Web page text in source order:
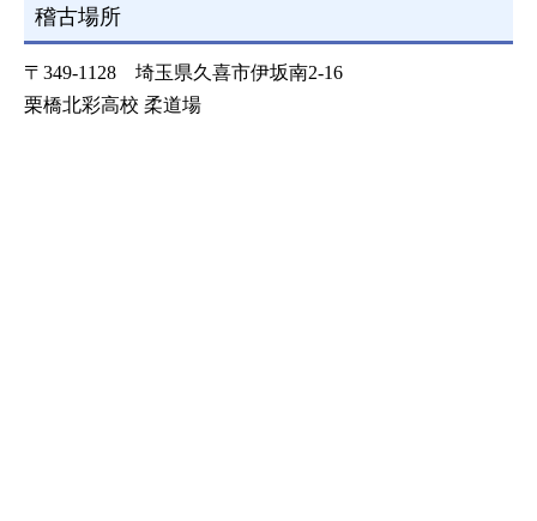
稽古場所
〒349-1128 埼玉県久喜市伊坂南2-16
栗橋北彩高校 柔道場